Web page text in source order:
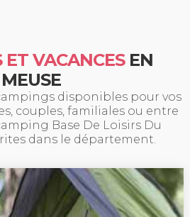
VACANCESEN
MEUSE
disponibles pour vos
couples, familiales ou entre
Base De Loisirs Du
dans le département.